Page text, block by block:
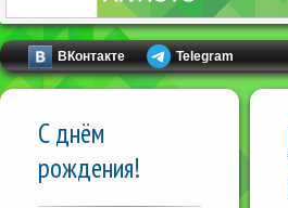
ВКонтакте Telegram
С днём
рождения!